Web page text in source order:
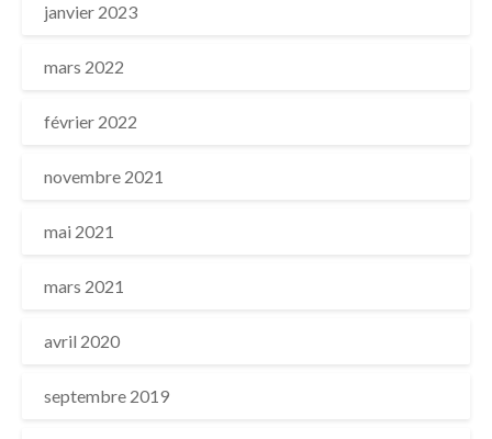
janvier 2023
mars 2022
février 2022
novembre 2021
mai 2021
mars 2021
avril 2020
septembre 2019